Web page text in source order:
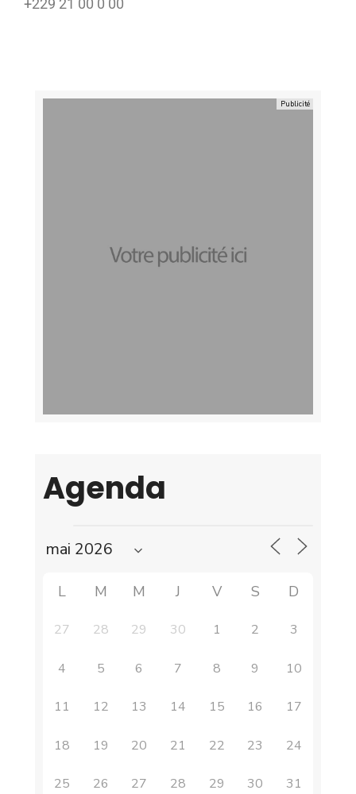
+229 21 00 0 00
Agenda
L M M J V S D
27 28 29 30 1 2 3
4 5 6 7 8 9 10
11 12 13 14 15 16 17
18 19 20 21 22 23 24
25 26 27 28 29 30 31